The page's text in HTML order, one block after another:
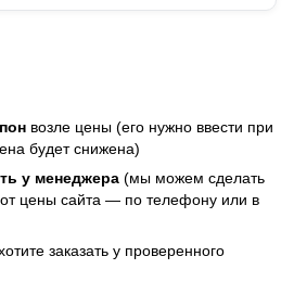
возле цены (его нужно ввести при
будет снижена)
у менеджера (мы можем сделать
цены сайта — по телефону или в
хотите заказать у проверенного